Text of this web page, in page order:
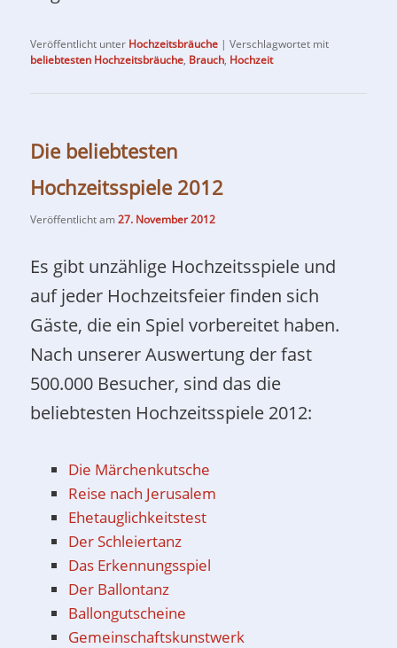
Veröffentlicht unter Hochzeitsbräuche |Verschlagwortet mit
beliebtesten Hochzeitsbräuche, Brauch, Hochzeit
Die beliebtesten
Hochzeitsspiele 2012
Veröffentlicht am27. November 2012
Es gibt unzählige Hochzeitsspiele und
auf jeder Hochzeitsfeier finden sich
Gäste, die ein Spiel vorbereitet haben.
Nach unserer Auswertung der fast
500.000 Besucher, sind das die
beliebtesten Hochzeitsspiele 2012:
Die Märchenkutsche
Reise nach Jerusalem
Ehetauglichkeitstest
Der Schleiertanz
Das Erkennungsspiel
Der Ballontanz
Ballongutscheine
Gemeinschaftskunstwerk